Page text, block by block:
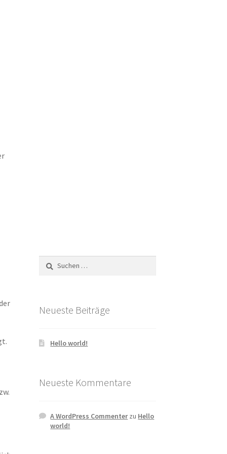
Suchen
nach:
Neueste Beiträge
Hello world!
Neueste Kommentare
A WordPress Commenterzu Hello
world!